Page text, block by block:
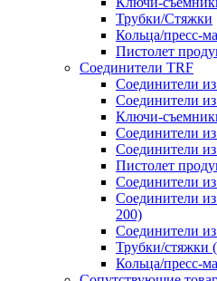
Трубки/Стяжки
Кольца/пресс-
Пистолет
Соединители TRF
Соединители
Соединители
Ключи-
Соединители
Соединители
Пистолет
Соединители
Соединители
200)
Соединители
Трубки/стяжки
Кольца/пресс-